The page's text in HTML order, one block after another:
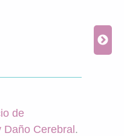
de
Cerebral .
a